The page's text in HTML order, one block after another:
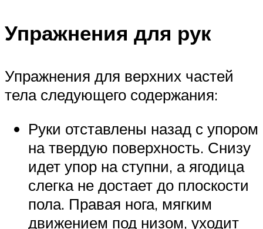
Упражнения для рук
Упражнения для верхних частей
тела следующего содержания:
Руки отставлены назад с упором
на твердую поверхность. Снизу
идет упор на ступни, а ягодица
слегка не достает до плоскости
пола. Правая нога, мягким
движением под низом, уходит